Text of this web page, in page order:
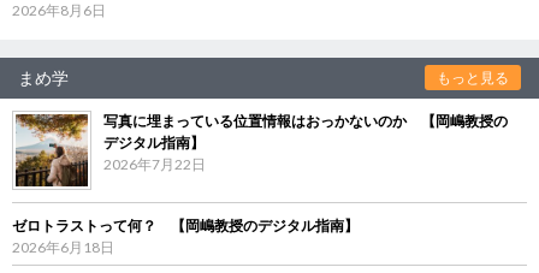
2026年8月6日
まめ学 もっと見る
写真に埋まっている位置情報はおっかないのか 【岡嶋教授の
デジタル指南】
2026年7月22日
ゼロトラストって何？ 【岡嶋教授のデジタル指南】
2026年6月18日